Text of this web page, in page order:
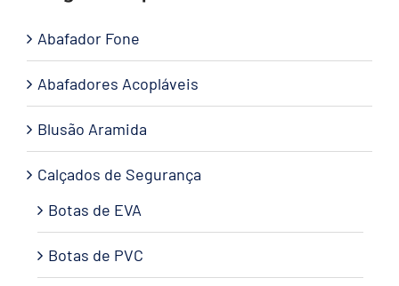
Abafador Fone
Abafadores Acopláveis
Blusão Aramida
Calçados de Segurança
Botas de EVA
Botas de PVC